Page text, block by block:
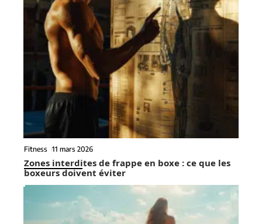
Fitness 11 mars 2026
Zones interdites de frappe en boxe : ce que les
boxeurs doivent éviter